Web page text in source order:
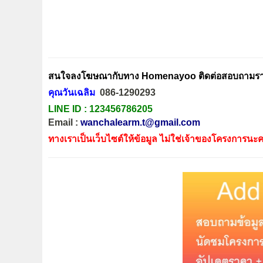
สนใจลงโฆษณากับทาง Homenayoo ติดต่อสอบถามร
คุณวันเฉลิม 086-1290293
LINE ID : 123456786205
Email : wanchalearm.t@gmail.com
ทางเราเป็นเว็บไซต์ให้ข้อมูล ไม่ใช่เจ้าของโครงการนะ